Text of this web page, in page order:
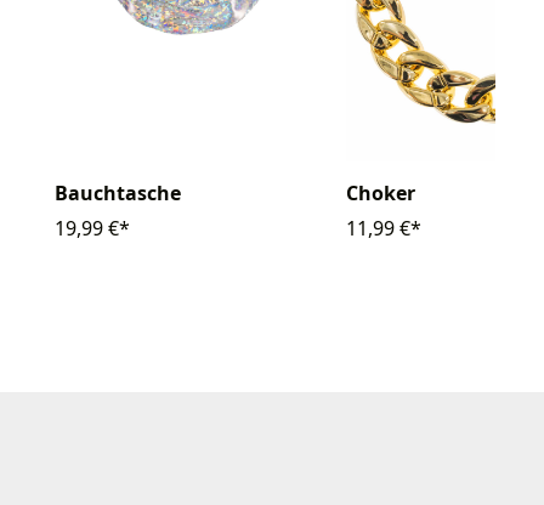
Bauchtasche
19,99 €*
Choker
11,99 €*